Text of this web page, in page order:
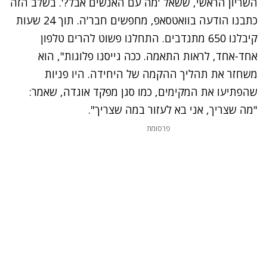
כתבנו הודעה בוואטסאפ, מחפשים חבר'ה. תוך 24 שעות
קיבלנו 650 מתנדבים. התחלנו פשוט להרים טלפון
אחד-אחד, לראות התאמה. ככה גייסנו פלוגות", הוא
משחזר את תהליך ההקמה של היחידה. היו פניות
שהפתיעו את המקימים, כמו סגן מפקד אוגדה, שאמר:
"מה שצריך, אני בא לעזור במה שצריך".
פרסומת